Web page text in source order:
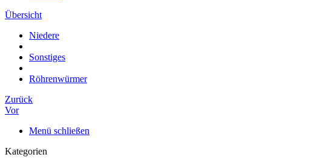
Übersicht
Niedere
Sonstiges
Röhrenwürmer
Zurück
Vor
Menü schließen
Kategorien